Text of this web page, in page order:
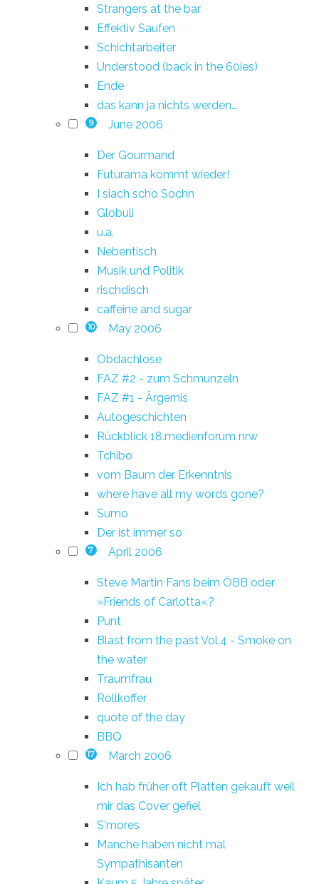
Strangers at the bar
Effektiv Saufen
Schichtarbeiter
Understood (back in the 60ies)
Ende
das kann ja nichts werden...
9 June 2006
Der Gourmand
Futurama kommt wieder!
I siach scho Sochn
Globuli
u.a.
Nebentisch
Musik und Politik
rischdisch
caffeine and sugar
10 May 2006
Obdachlose
FAZ #2 - zum Schmunzeln
FAZ #1 - Ärgernis
Autogeschichten
Rückblick 18.medienforum nrw
Tchibo
vom Baum der Erkenntnis
where have all my words gone?
Sumo
Der ist immer so
7 April 2006
Steve Martin Fans beim ÖBB oder
»Friends of Carlotta«?
Punt
Blast from the past Vol.4 - Smoke on
the water
Traumfrau
Rollkoffer
quote of the day
BBQ
17 March 2006
Ich hab früher oft Platten gekauft weil
mir das Cover gefiel
S'mores
Manche haben nicht mal
Sympathisanten